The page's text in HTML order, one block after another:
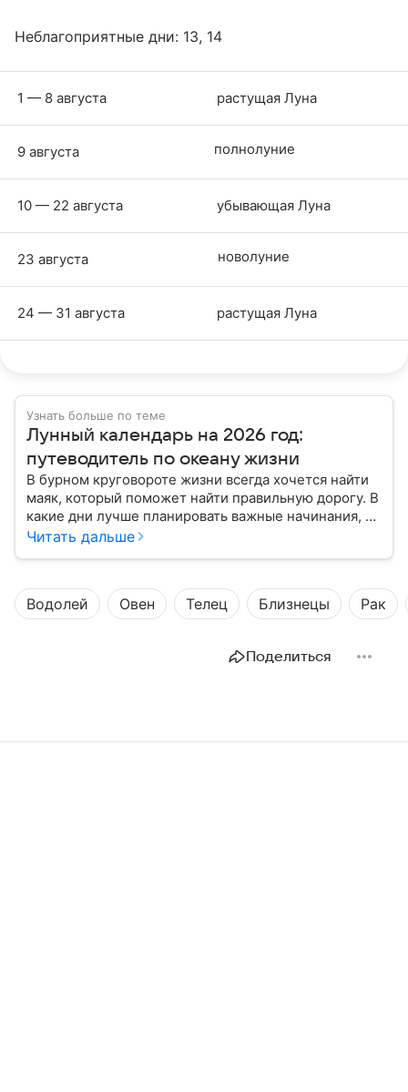
Неблагоприятные дни: 13, 14
1 — 8 августа растущая Луна
9 августа полнолуние
10 — 22 августа убывающая Луна
23 августа новолуние
24 — 31 августа растущая Луна
Узнать больше по теме
Лунный календарь на 2026 год:
путеводитель по океану жизни
В бурном круговороте жизни всегда хочется найти
маяк, который поможет найти правильную дорогу. В
какие дни лучше планировать важные начинания, а
когда стоит уделить больше внимания
Читать дальше
Водолей Овен Телец Близнецы Рак
Поделиться